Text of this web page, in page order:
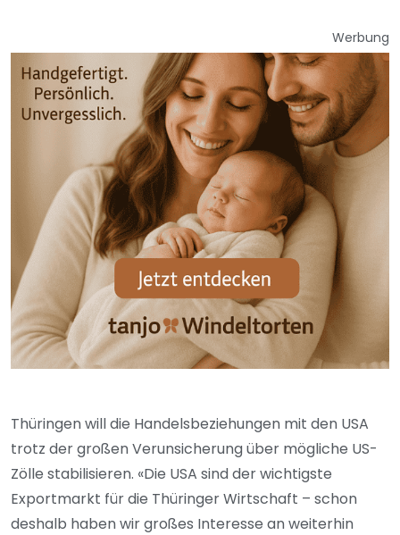
Werbung
Thüringen will die Handelsbeziehungen mit den USA
trotz der großen Verunsicherung über mögliche US-
Zölle stabilisieren. «Die USA sind der wichtigste
Exportmarkt für die Thüringer Wirtschaft – schon
deshalb haben wir großes Interesse an weiterhin